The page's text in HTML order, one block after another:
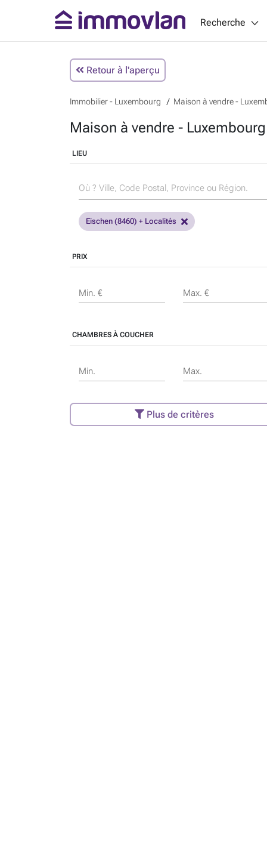
Recherche
Retour à l'aperçu
Immobilier - Luxembourg Maison à vendre -
Maison à vendre - Luxembourg
LIEU
Eischen (8460) + Localités
PRIX
Min. € Max. €
CHAMBRES À COUCHER
Min. Max.
Plus de critères